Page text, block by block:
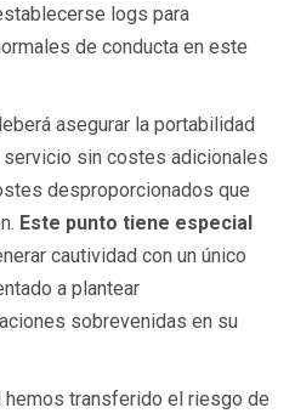
logs para
de conducta en este
asegurar la portabilidad
sin costes adicionales
desproporcionados que
Este punto tiene especial
cautividad con un único
a plantear
sobrevenidas en su
hemos transferido el riesgo de